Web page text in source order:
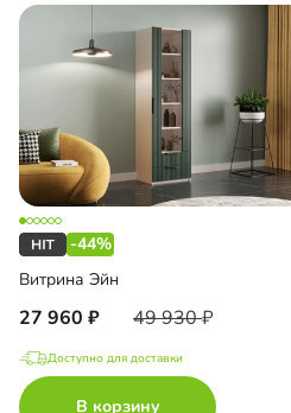
-44%
Витрина Эйн
27 960 49 930
Доступно для доставки
В корзину